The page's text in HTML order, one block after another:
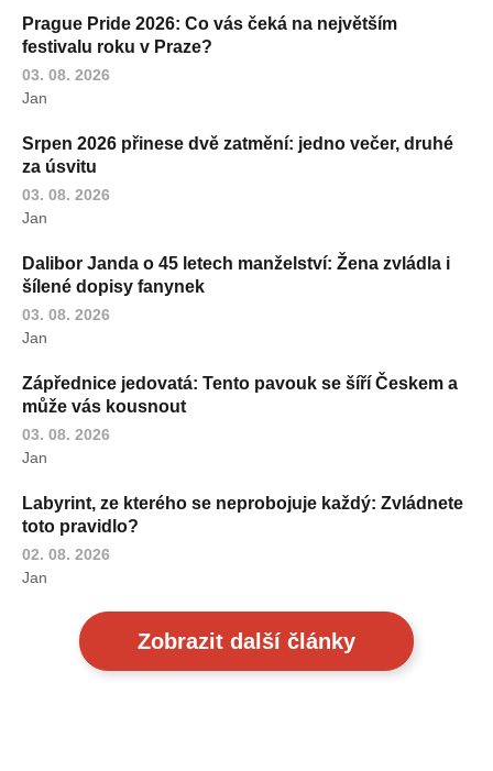
Prague Pride 2026: Co vás čeká na největším
festivalu roku v Praze?
03. 08. 2026
Jan
Srpen 2026 přinese dvě zatmění: jedno večer, druhé
za úsvitu
03. 08. 2026
Jan
Dalibor Janda o 45 letech manželství: Žena zvládla i
šílené dopisy fanynek
03. 08. 2026
Jan
Zápřednice jedovatá: Tento pavouk se šíří Českem a
může vás kousnout
03. 08. 2026
Jan
Labyrint, ze kterého se neprobojuje každý: Zvládnete
toto pravidlo?
02. 08. 2026
Jan
Zobrazit další články